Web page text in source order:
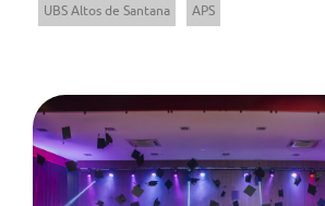
UBS Altos de Santana
APS